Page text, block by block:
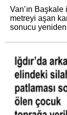
Van’ın
metreyi aşan
sonucu yeniden